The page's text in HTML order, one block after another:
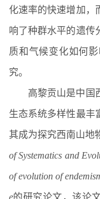
化速率的快速增加，
响了种群水平的遗传
质和气候变化如何
究。
高黎贡山是中国
生态系统多样性最丰
其成为探究西南山地
of Systematics and
of evolution of